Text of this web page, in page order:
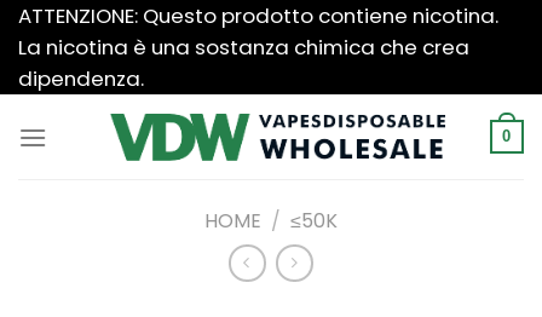
Salta
contenuti
ATTENZIONE: Questo prodotto contiene nicotina.
La nicotina è una sostanza chimica che crea
dipendenza.
0
HOME / ≤50K